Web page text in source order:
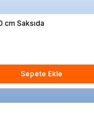
cm Saksıda
Sepete Ekle